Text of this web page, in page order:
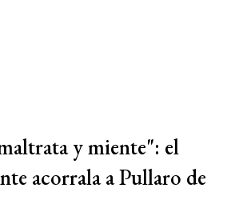
y miente": el
acorrala a Pullaro de